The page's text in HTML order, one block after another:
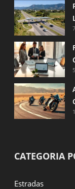
CATEGORIA
Estradas